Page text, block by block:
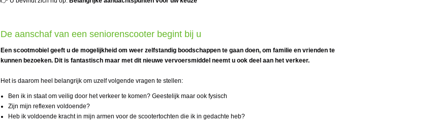
De aanschaf van een seniorenscooter begint bij u
Een scootmobiel geeft u de mogelijkheid om weer zelfstandig boodschappen te gaan doen, om familie en vrienden te
kunnen bezoeken. Dit is fantastisch maar met dit nieuwe vervoersmiddel neemt u ook deel aan het verkeer.
Het is daarom heel belangrijk om uzelf volgende vragen te stellen:
Ben ik in staat om veilig door het verkeer te komen? Geestelijk maar ook fysisch
Zijn mijn reflexen voldoende?
Heb ik voldoende kracht in mijn armen voor de scootertochten die ik in gedachte heb?